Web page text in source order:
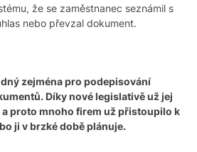
že se zaměstnanec seznámil s
nebo převzal dokument.
zejména pro podepisování
Díky nové legislativě už jej
proto mnoho firem už přistoupilo k
ji v brzké době plánuje.